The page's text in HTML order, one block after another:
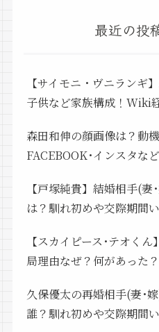
最近の投
【サイモニ・ヴニランギ
子供など家族構成！Wiki
森田和伸の顔画像は？動
FACEBOOK･インスタなど
【戸塚純貴】結婚相手(
は？馴れ初めや交際期間
【スカイピース･テオく
局理由なぜ？何があった？
久保優太の再婚相手(妻･
誰？馴れ初めや交際期間